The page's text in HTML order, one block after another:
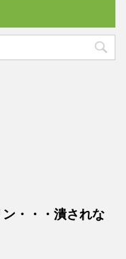
・・・潰されな